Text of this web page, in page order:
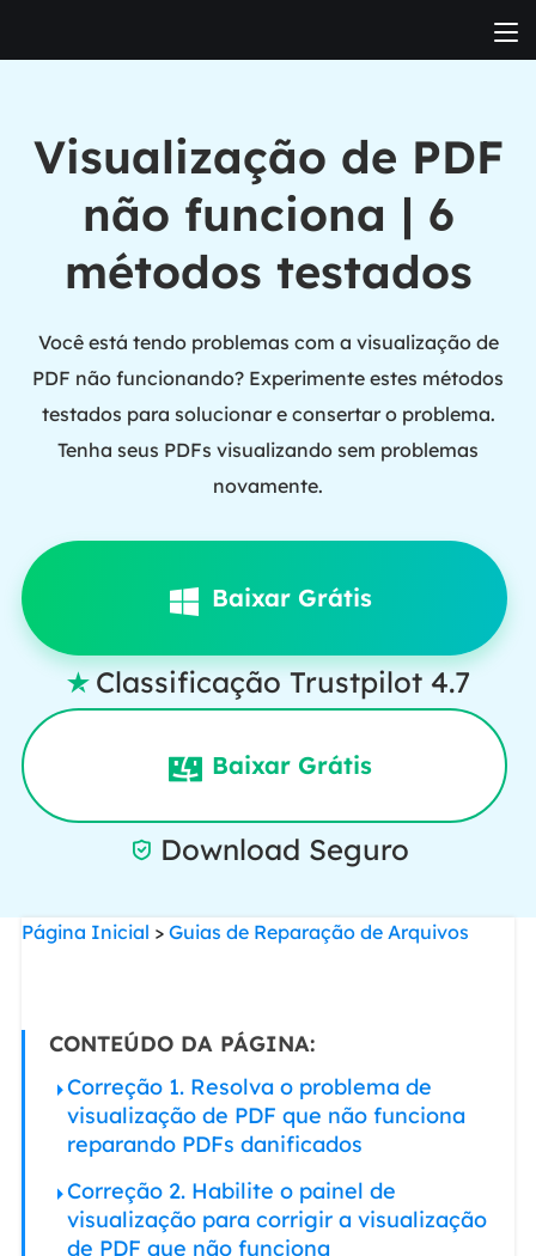
Visualização de PDF
não funciona | 6
métodos testados
Você está tendo problemas com a visualização de
PDF não funcionando? Experimente estes métodos
testados para solucionar e consertar o problema.
Tenha seus PDFs visualizando sem problemas
novamente.
Baixar Grátis
 Classificação Trustpilot 4.7
Baixar Grátis
 Download Seguro
Página Inicial > Guias de Reparação de Arquivos
CONTEÚDO DA PÁGINA:
Correção 1. Resolva o problema de
visualização de PDF que não funciona
reparando PDFs danificados
Correção 2. Habilite o painel de
visualização para corrigir a visualização
de PDF que não funciona